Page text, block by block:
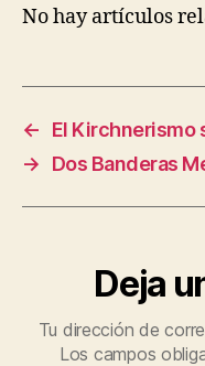
No hay artículos
←
El Kirchnerismo
→
Dos Banderas
Deja
Tu dirección de
Los campos